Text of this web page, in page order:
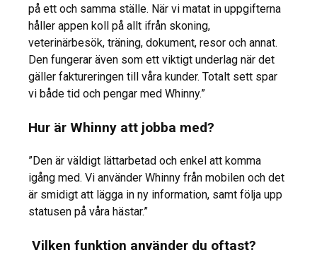
på ett och samma ställe. När vi matat in uppgifterna
håller appen koll på allt ifrån skoning,
veterinärbesök, träning, dokument, resor och annat.
Den fungerar även som ett viktigt underlag när det
gäller faktureringen till våra kunder. Totalt sett spar
vi både tid och pengar med Whinny.”
Hur är Whinny att jobba med?
”Den är väldigt lättarbetad och enkel att komma
igång med. Vi använder Whinny från mobilen och det
är smidigt att lägga in ny information, samt följa upp
statusen på våra hästar.”
Vilken funktion använder du oftast?